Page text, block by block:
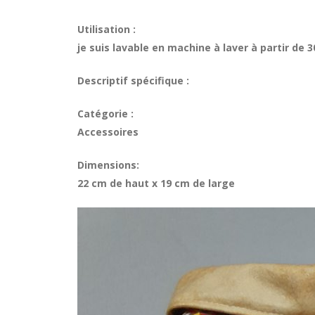
Utilisation :
je suis lavable en machine à laver à partir de
Descriptif spécifique :
Catégorie :
Accessoires
Dimensions:
22 cm de haut x 19 cm de large